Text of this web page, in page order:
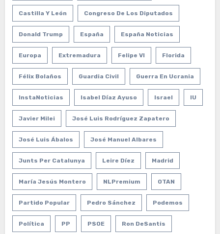
Castilla Y León Congreso De Los Diputados
Donald Trump España España Noticias
Europa Extremadura Felipe VI Florida
Félix Bolaños Guardia Civil Guerra En Ucrania
InstaNoticias Isabel Díaz Ayuso Israel IU
Javier Milei José Luis Rodríguez Zapatero
José Luis Ábalos José Manuel Albares
Junts Per Catalunya Leire Díez Madrid
María Jesús Montero NLPremium OTAN
Partido Popular Pedro Sánchez Podemos
Política PP PSOE Ron DeSantis